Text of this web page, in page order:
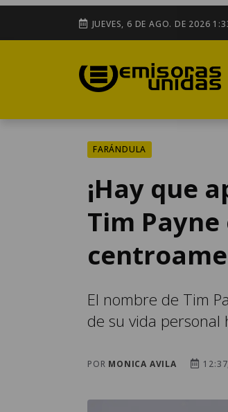
JUEVES, 6 DE AGO. DE 2026
FARÁNDULA
¡Hay que
Tim
El nombre de Tim
de su vida personal
POR MONICA AVILA